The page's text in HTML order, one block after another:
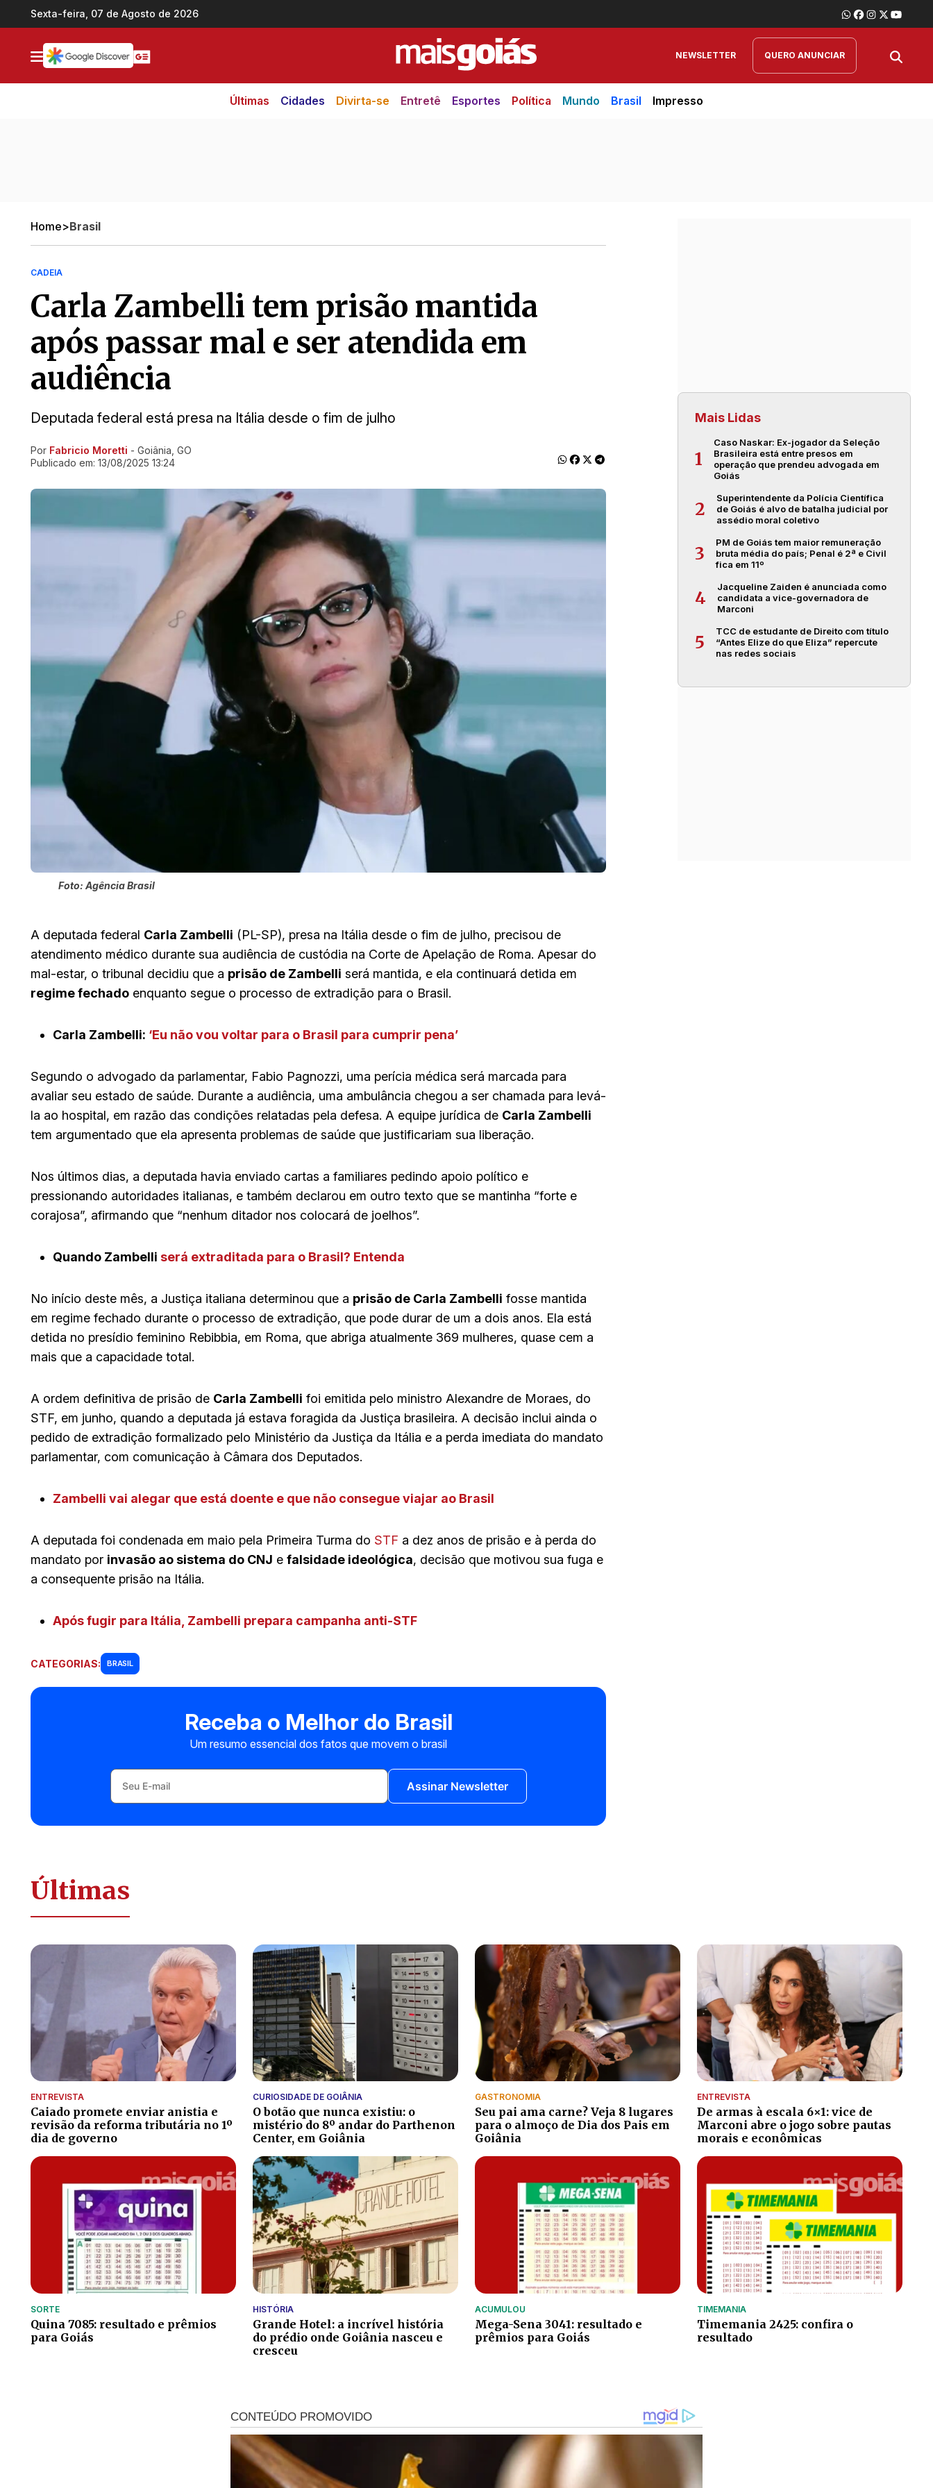
Ir direto pro conteúdo
Sexta-feira, 07 de Agosto de 2026
NEWSLETTER QUERO ANUNCIAR
Últimas Cidades Divirta-se Entretê Esportes Política Mundo Brasil Impresso
Home>Brasil
CADEIA
Carla Zambelli tem prisão mantida
após passar mal e ser atendida em
audiência
Deputada federal está presa na Itália desde o fim de julho
Ir direto pra matéria
Por Fabricio Moretti - Goiânia, GO
Publicado em: 13/08/2025 13:24
Foto: Agência Brasil
A deputada federal Carla Zambelli (PL-SP), presa na Itália desde o fim de julho, precisou de
atendimento médico durante sua audiência de custódia na Corte de Apelação de Roma. Apesar do
mal-estar, o tribunal decidiu que a prisão de Zambelli será mantida, e ela continuará detida em
regime fechado enquanto segue o processo de extradição para o Brasil.
Carla Zambelli: ‘Eu não vou voltar para o Brasil para cumprir pena’
Segundo o advogado da parlamentar, Fabio Pagnozzi, uma perícia médica será marcada para
avaliar seu estado de saúde. Durante a audiência, uma ambulância chegou a ser chamada para levá-
la ao hospital, em razão das condições relatadas pela defesa. A equipe jurídica de Carla Zambelli
tem argumentado que ela apresenta problemas de saúde que justificariam sua liberação.
Nos últimos dias, a deputada havia enviado cartas a familiares pedindo apoio político e
pressionando autoridades italianas, e também declarou em outro texto que se mantinha “forte e
corajosa”, afirmando que “nenhum ditador nos colocará de joelhos”.
Quando Zambelli será extraditada para o Brasil? Entenda
No início deste mês, a Justiça italiana determinou que a prisão de Carla Zambelli fosse mantida
em regime fechado durante o processo de extradição, que pode durar de um a dois anos. Ela está
detida no presídio feminino Rebibbia, em Roma, que abriga atualmente 369 mulheres, quase cem a
mais que a capacidade total.
A ordem definitiva de prisão de Carla Zambelli foi emitida pelo ministro Alexandre de Moraes, do
STF, em junho, quando a deputada já estava foragida da Justiça brasileira. A decisão inclui ainda o
pedido de extradição formalizado pelo Ministério da Justiça da Itália e a perda imediata do mandato
parlamentar, com comunicação à Câmara dos Deputados.
Zambelli vai alegar que está doente e que não consegue viajar ao Brasil
A deputada foi condenada em maio pela Primeira Turma do STF a dez anos de prisão e à perda do
mandato por invasão ao sistema do CNJ e falsidade ideológica, decisão que motivou sua fuga e
a consequente prisão na Itália.
Após fugir para Itália, Zambelli prepara campanha anti-STF
CATEGORIAS: BRASIL
Receba o Melhor do Brasil
Um resumo essencial dos fatos que movem o brasil
Assinar Newsletter
Mais Lidas
1
Caso Naskar: Ex-jogador da Seleção
Brasileira está entre presos em
operação que prendeu advogada em
Goiás
2
Superintendente da Polícia Científica
de Goiás é alvo de batalha judicial por
assédio moral coletivo
3
PM de Goiás tem maior remuneração
bruta média do país; Penal é 2ª e Civil
fica em 11º
4
Jacqueline Zaiden é anunciada como
candidata a vice-governadora de
Marconi
5
TCC de estudante de Direito com título
“Antes Elize do que Eliza” repercute
nas redes sociais
Últimas
ENTREVISTA
Caiado promete enviar anistia e
revisão da reforma tributária no 1º
dia de governo
CURIOSIDADE DE GOIÂNIA
O botão que nunca existiu: o
mistério do 8º andar do Parthenon
Center, em Goiânia
GASTRONOMIA
Seu pai ama carne? Veja 8 lugares
para o almoço de Dia dos Pais em
Goiânia
ENTREVISTA
De armas à escala 6×1: vice de
Marconi abre o jogo sobre pautas
morais e econômicas
SORTE
Quina 7085: resultado e prêmios
para Goiás
HISTÓRIA
Grande Hotel: a incrível história
do prédio onde Goiânia nasceu e
cresceu
ACUMULOU
Mega-Sena 3041: resultado e
prêmios para Goiás
TIMEMANIA
Timemania 2425: confira o
resultado